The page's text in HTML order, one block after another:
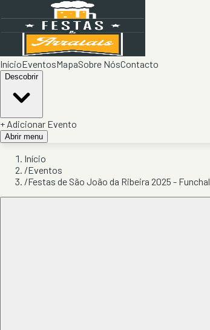
InícioEventosMapaSobre NósContacto
Descobrir
+ Adicionar Evento
Abrir menu
Início
/Eventos
/Festas de São João da Ribeira 2025 - Funchal